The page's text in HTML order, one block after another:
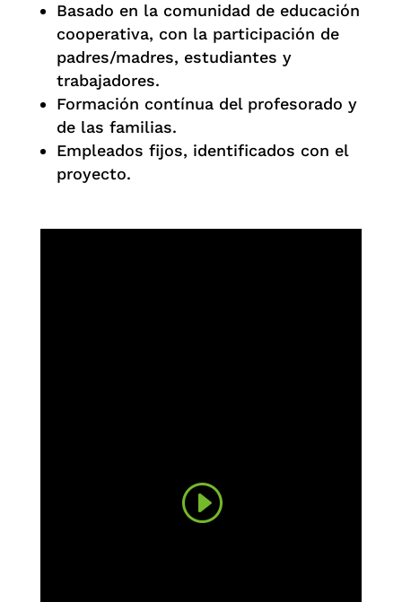
Basado en la comunidad de educación
cooperativa, con la participación de
padres/madres, estudiantes y
trabajadores.
Formación contínua del profesorado y
de las familias.
Empleados fijos, identificados con el
proyecto.